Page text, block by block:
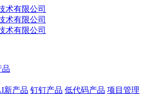
品
新产品 钉钉产品 低代码产品 项目管理